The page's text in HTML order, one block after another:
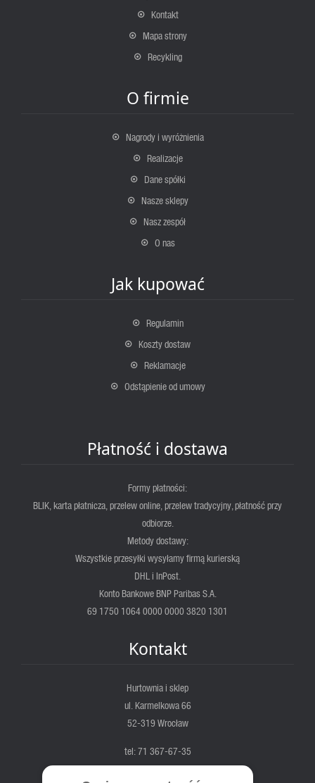
Kontakt
Mapa strony
Recykling
O firmie
Nagrody i wyróżnienia
Realizacje
Dane spółki
Nasze sklepy
Nasz zespół
O nas
Jak kupować
Regulamin
Koszty dostaw
Reklamacje
Odstąpienie od umowy
Płatność i dostawa
Formy płatności:
BLIK, karta płatnicza, przelew online, przelew tradycyjny, płatność przy
odbiorze.
Metody dostawy:
Wszystkie przesyłki wysyłamy firmą kurierską
DHL i InPost.
Konto Bankowe BNP Paribas S.A.
69 1750 1064 0000 0000 3820 1301
Kontakt
Hurtownia i sklep
ul. Karmelkowa 66
52-319 Wrocław
tel: 71 367-67-35
fortis@fortis.wroc.pl